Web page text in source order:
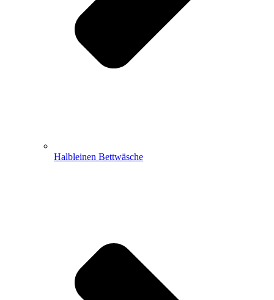
Halbleinen Bettwäsche